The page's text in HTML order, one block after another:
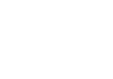
Puedes ponerte